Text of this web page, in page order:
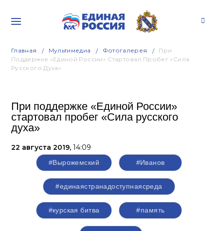
Главная Мультимедиа Фотогалерея
При
Поддержке «Единой России» Стартовал Пробег «Сила
Русского Духа»
При поддержке «Единой России»
стартовал пробег «Сила русского
духа»
22 августа 2019, 14:09
#Вырожемский #Иванов
#единаястранадоступнаясреда
#курская битва #память